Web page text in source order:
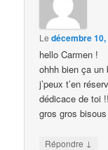
Ledécembre
hello Carmen !
ohhh bien ça un
j’peux t’en
dédicace de toi
gros gros
Répondre ↓